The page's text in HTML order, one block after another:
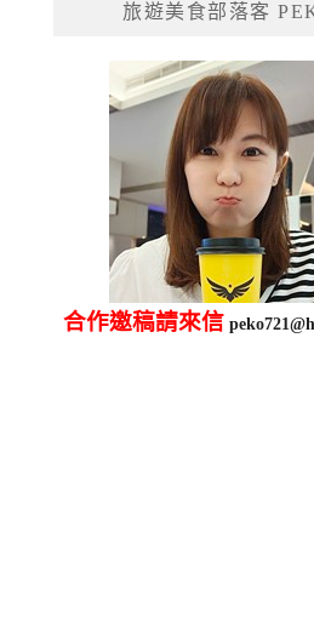
旅遊美食部落客
合作邀稿請來信